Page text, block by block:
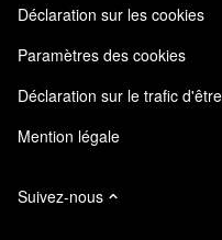
NetApp Instaclustr
Déclaration sur les cookies
Paramètres des cookies
Déclaration sur le trafic
Mention légale
Suivez-nous